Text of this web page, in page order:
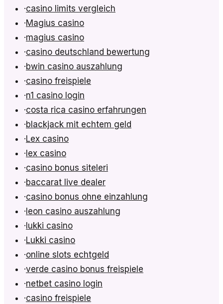
·casino limits vergleich
·Magius casino
·magius casino
·casino deutschland bewertung
·bwin casino auszahlung
·casino freispiele
·n1 casino login
·costa rica casino erfahrungen
·blackjack mit echtem geld
·Lex casino
· lex casino
·casino bonus siteleri
·baccarat live dealer
·casino bonus ohne einzahlung
· leon casino auszahlung
· lukki casino
·Lukki casino
·online slots echtgeld
·verde casino bonus freispiele
·netbet casino login
·casino freispiele